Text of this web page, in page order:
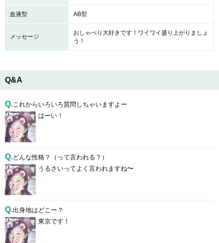
血液型 AB型
メッセージ
おしゃべり大好きです！ワイワイ盛り上がりましょ
う！
Q&A
Q.これからいろいろ質問しちゃいますよー
はーい！
Q.どんな性格？（って言われる？）
うるさいってよく言われますね〜
Q.出身地はどこー？
東京です！